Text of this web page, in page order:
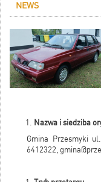
NEWS
Nazwa i siedziba
Gmina Przesmyki
6412322,